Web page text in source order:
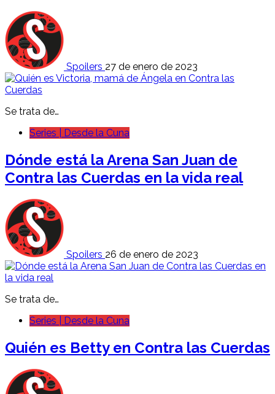
Spoilers 27 de enero de 2023
Se trata de…
Series | Desde la Cuna
Dónde está la Arena San Juan de
Contra las Cuerdas en la vida real
Spoilers 26 de enero de 2023
Se trata de…
Series | Desde la Cuna
Quién es Bettyen Contra las Cuerdas